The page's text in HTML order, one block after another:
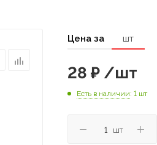
Цена за шт
28 ₽/шт
Есть в наличии: 1 шт
шт